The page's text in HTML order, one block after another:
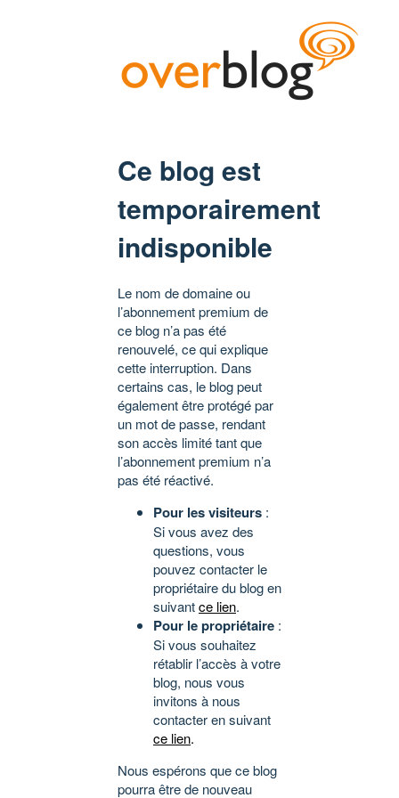
Ce blog est
temporairement
indisponible
Le nom de domaine ou
l’abonnement premium de
ce blog n’a pas été
renouvelé, ce qui explique
cette interruption. Dans
certains cas, le blog peut
également être protégé par
un mot de passe, rendant
son accès limité tant que
l’abonnement premium n’a
pas été réactivé.
Pour les visiteurs :
Si vous avez des
questions, vous
pouvez contacter le
propriétaire du blog en
suivantce lien.
Pour le propriétaire :
Si vous souhaitez
rétablir l’accès à votre
blog, nous vous
invitons à nous
contacter en suivant
ce lien.
Nous espérons que ce blog
pourra être de nouveau